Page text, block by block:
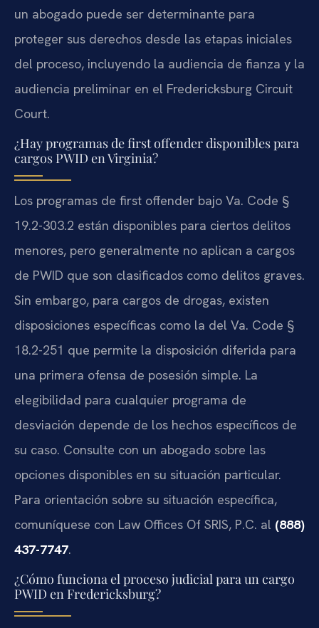
un abogado puede ser determinante para
proteger sus derechos desde las etapas iniciales
del proceso, incluyendo la audiencia de fianza y la
audiencia preliminar en el Fredericksburg Circuit
Court.
¿Hay programas defirst offenderdisponibles para
cargos PWID en Virginia?
Los programas de first offender bajo Va. Code §
19.2-303.2 están disponibles para ciertos delitos
menores, pero generalmente no aplican a cargos
de PWID que son clasificados como delitos graves.
Sin embargo, para cargos de drogas, existen
disposiciones específicas como la del Va. Code §
18.2-251 que permite la disposición diferida para
una primera ofensa de posesión simple. La
elegibilidad para cualquier programa de
desviación depende de los hechos específicos de
su caso. Consulte con un abogado sobre las
opciones disponibles en su situación particular.
Para orientación sobre su situación específica,
comuníquese con Law Offices Of SRIS, P.C. al (888)
437-7747.
¿Cómo funciona el proceso judicial para un cargo
PWID en Fredericksburg?